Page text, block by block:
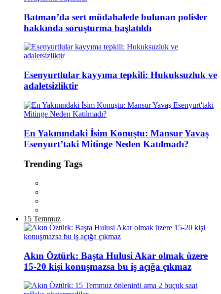
Batman’da sert müdahalede bulunan polisler
hakkında soruşturma başlatıldı
Esenyurtlular kayyıma tepkili: Hukuksuzluk ve
adaletsizliktir
En Yakınındaki İsim Konuştu: Mansur Yavaş
Esenyurt’taki Mitinge Neden Katılmadı?
Trending Tags
15 Temmuz
Akın Öztürk: Başta Hulusi Akar olmak üzere
15-20 kişi konuşmazsa bu iş açığa çıkmaz